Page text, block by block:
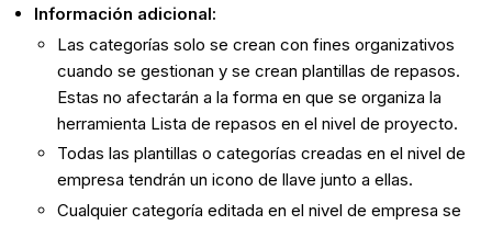
Información adicional:
Las categorías solo se crean con fines organizativos
cuando se gestionan y se crean plantillas de repasos.
Estas no afectarán a la forma en que se organiza la
herramienta Lista de repasos en el nivel de proyecto.
Todas las plantillas o categorías creadas en el nivel de
empresa tendrán un icono de llave junto a ellas.
Cualquier categoría editada en el nivel de empresa se